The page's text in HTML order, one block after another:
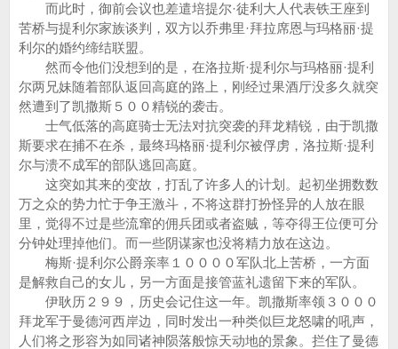
而此时，御前会议也差遣培提尔·徒利大人代表铁王座到
苦桥与提利尔家族谈判，双方以乔弗里·拜拉席恩与玛格丽·提
利尔的婚约缔结联盟。
然而令他们没想到的是，在洛拉斯·提利尔与玛格丽·提利
尔两兄妹随着部队返回高庭的路上，刚经过果酒厅没多久就突
然遭到了凯撒斯５００精锐的袭击。
士气低落的高庭骑士无法对抗突袭的拜龙精锐，由于凯撒
斯要求在捕不在杀，最终玛格丽·提利尔被俘虏，洛拉斯·提利
尔与溃不成军的部队逃回高庭。
这突如其来的变故，打乱了许多人的计划。起初坐拥数数
万之众的势力忙于争王激斗，不将这群打扮怪异的人放在眼
里，觉得不过是些流窜的佣兵团或者盗贼，等夺得王位便可分
分钟处理掉他们。而一些阴谋家也没将精力放在这边。
梅斯·提利尔公爵亲率１００００军队北上苦桥，一方面
是解救自己的女儿，另一方面是接管蓝礼遗留下来的军队。
伊耿历２９９，历史会记住这一年。凯撒斯率领３０００
拜龙军于曼德河西岸边，同时发出一种类似巨龙怒啸的吼声，
人们将之形容为如同诸神陨落般惊天动地的景象。拦住了曼德